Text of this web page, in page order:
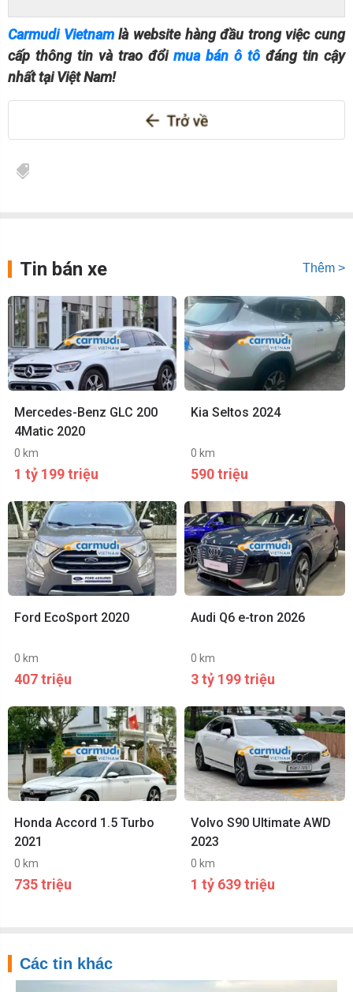
Carmudi Vietnamlà website hàng đầu trong việc cung
cấp thông tin và trao đổi mua bán ô tô đáng tin cậy
nhất tại Việt Nam!
Tin bán xe Thêm >
Mercedes-Benz GLC 200
4Matic 2020
0 km
1 tỷ 199 triệu
Kia Seltos 2024
0 km
590 triệu
Ford EcoSport 2020
0 km
407 triệu
Audi Q6 e-tron 2026
0 km
3 tỷ 199 triệu
Honda Accord 1.5 Turbo
2021
0 km
735 triệu
Volvo S90 Ultimate AWD
2023
0 km
1 tỷ 639 triệu
Các tin khác